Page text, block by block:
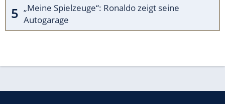
„Meine Spielzeuge“: Ronaldo zeigt seine
Autogarage